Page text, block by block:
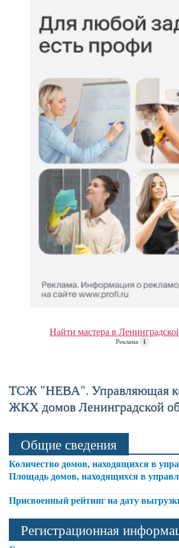
Найти мастера в
Реклама i
ТСЖ "НЕВА". Управляющая
ЖКХ домов Ленинградской
Общие сведения
Количество домов, находящихся в
Площадь домов, находящихся в
Присвоенный рейтинг на дату
Регистрационная